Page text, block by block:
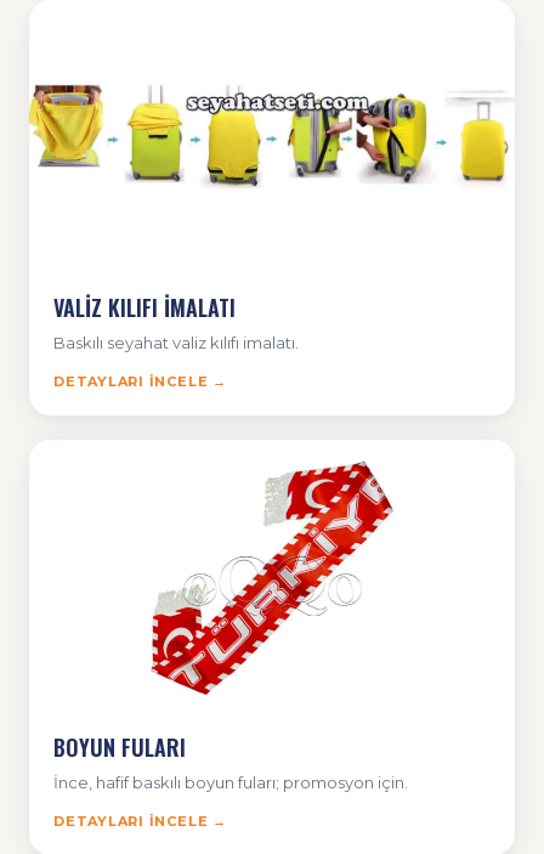
VALİZ KILIFI İMALATI
Baskılı seyahat valiz kılıfı imalatı.
DETAYLARI İNCELE →
BOYUN FULARI
İnce, hafif baskılı boyun fuları; promosyon için.
DETAYLARI İNCELE →